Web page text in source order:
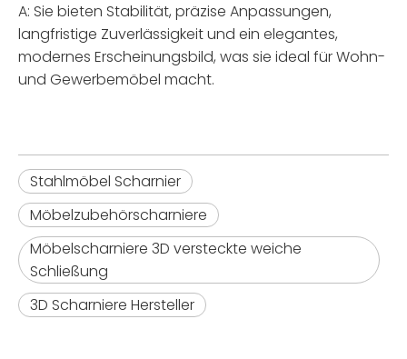
A: Sie bieten Stabilität, präzise Anpassungen,
langfristige Zuverlässigkeit und ein elegantes,
modernes Erscheinungsbild, was sie ideal für Wohn-
und Gewerbemöbel macht.
Stahlmöbel Scharnier
Möbelzubehörscharniere
Möbelscharniere 3D versteckte weiche
Schließung
3D Scharniere Hersteller